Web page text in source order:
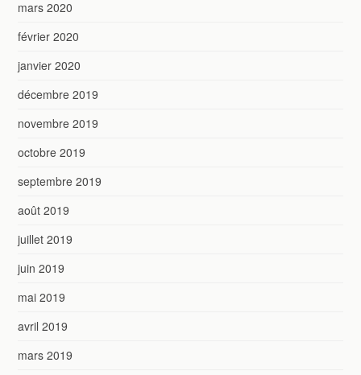
mars 2020
février 2020
janvier 2020
décembre 2019
novembre 2019
octobre 2019
septembre 2019
août 2019
juillet 2019
juin 2019
mai 2019
avril 2019
mars 2019